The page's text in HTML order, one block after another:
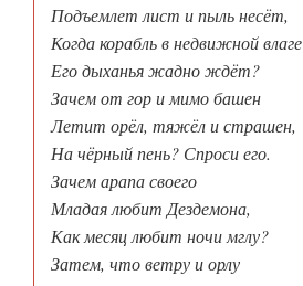
Подъемлет лист и пыль несёт,
Когда корабль в недвижной влаге
Его дыханья жадно ждёт?
Зачем от гор и мимо башен
Летит орёл, тяжёл и страшен,
На чёрный пень? Спроси его.
Зачем арапа своего
Младая любит Дездемона,
Как месяц любит ночи мглу?
Затем, что ветру и орлу